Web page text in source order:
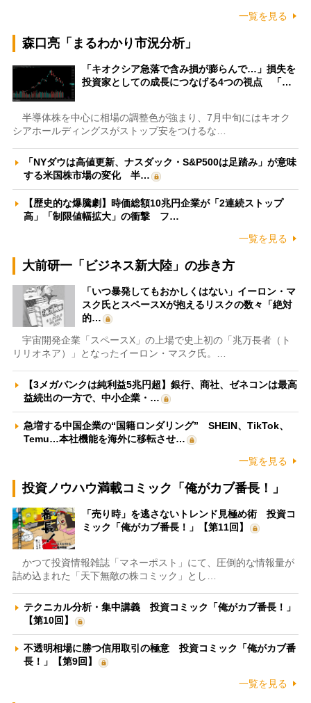
一覧を見る
森口亮「まるわかり市況分析」
「キオクシア急落で含み損が膨らんで…」損失を
投資家としての成長につなげる4つの視点 「…
半導体株を中心に相場の調整色が強まり、7月中旬にはキオク
シアホールディングスがストップ安をつけるな…
「NYダウは高値更新、ナスダック・S&P500は足踏み」が意味
する米国株市場の変化 半…
【歴史的な爆騰劇】時価総額10兆円企業が「2連続ストップ
高」「制限値幅拡大」の衝撃 フ…
一覧を見る
大前研一「ビジネス新大陸」の歩き方
「いつ暴発してもおかしくはない」イーロン・マ
スク氏とスペースXが抱えるリスクの数々「絶対
的…
宇宙開発企業「スペースX」の上場で史上初の「兆万長者（ト
リリオネア）」となったイーロン・マスク氏。…
【3メガバンクは純利益5兆円超】銀行、商社、ゼネコンは最高
益続出の一方で、中小企業・…
急増する中国企業の“国籍ロンダリング” SHEIN、TikTok、
Temu…本社機能を海外に移転させ…
一覧を見る
投資ノウハウ満載コミック「俺がカブ番長！」
「売り時」を逃さないトレンド見極め術 投資コ
ミック「俺がカブ番長！」【第11回】
かつて投資情報雑誌「マネーポスト」にて、圧倒的な情報量が
詰め込まれた「天下無敵の株コミック」とし…
テクニカル分析・集中講義 投資コミック「俺がカブ番長！」
【第10回】
不透明相場に勝つ信用取引の極意 投資コミック「俺がカブ番
長！」【第9回】
一覧を見る